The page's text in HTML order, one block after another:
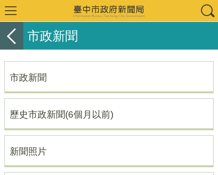
市政新聞
市政新聞
歷史市政新聞(6個月以前)
新聞照片